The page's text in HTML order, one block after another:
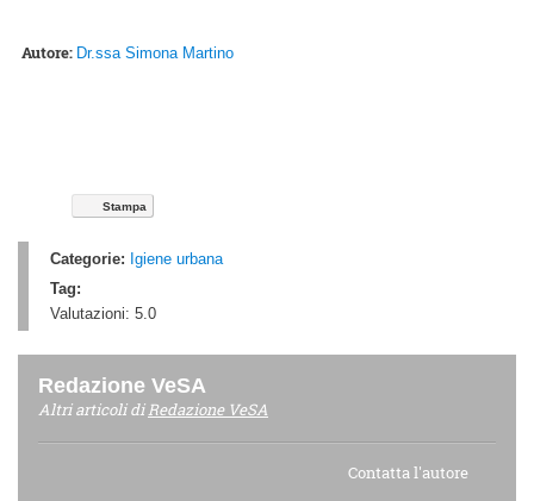
Autore: Dr.ssa Simona Martino
Stampa
Categorie: Igiene urbana
Tag:
Valutazioni: 5.0
Redazione VeSA
Altri articoli diRedazione VeSA
Contatta l'autore